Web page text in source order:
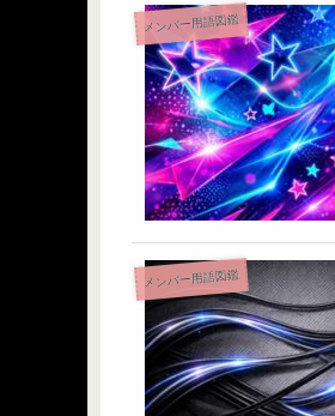
メンバー用語図鑑
メンバー用語図鑑